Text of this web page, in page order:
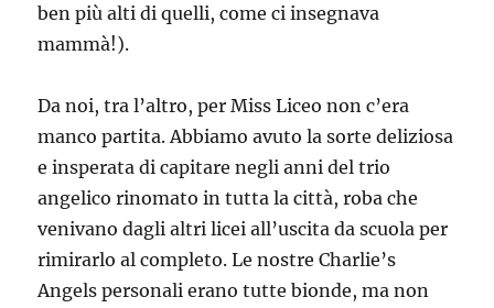
ben più alti di quelli, come ci insegnava
mammà!).
Da noi, tra l’altro, per Miss Liceo non c’era
manco partita. Abbiamo avuto la sorte deliziosa
e insperata di capitare negli anni del trio
angelico rinomato in tutta la città, roba che
venivano dagli altri licei all’uscita da scuola per
rimirarlo al completo. Le nostre Charlie’s
Angels personali erano tutte bionde, ma non